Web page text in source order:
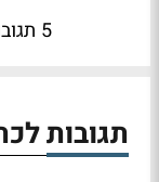
5 תגובות
תגובות